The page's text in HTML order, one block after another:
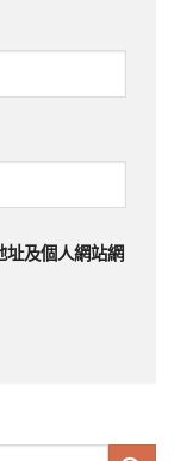
址及個人網站網